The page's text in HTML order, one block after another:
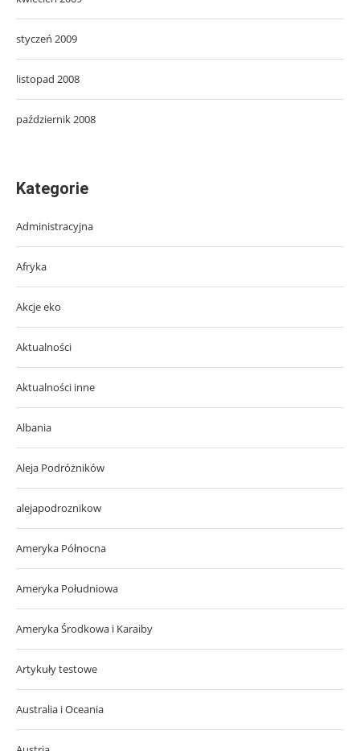
styczeń 2009
listopad 2008
październik 2008
Kategorie
Administracyjna
Afryka
Akcje eko
Aktualności
Aktualności inne
Albania
Aleja Podróżników
alejapodroznikow
Ameryka Północna
Ameryka Południowa
Ameryka Środkowa i Karaiby
Artykuły testowe
Australia i Oceania